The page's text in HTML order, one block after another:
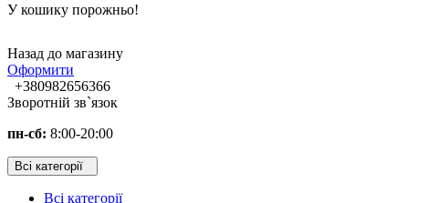
У кошику порожньо!
Назад до магазину
Оформити
+380982656366
Зворотній зв`язок
пн-сб: 8:00-20:00
Всі категорії
Всі категорії